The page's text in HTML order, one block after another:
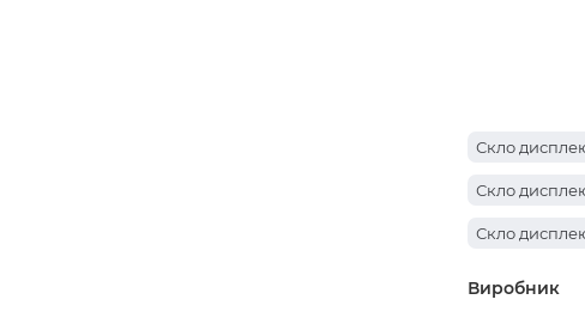
Скло
Скло
Скло
Виробник